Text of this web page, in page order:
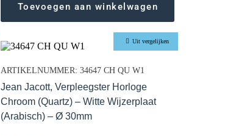
Toevoegen aan winkelwagen
Uit vergelijken
ARTIKELNUMMER: 34647 CH QU W1
Jean Jacott, Verpleegster Horloge
Chroom (Quartz) – Witte Wijzerplaat
(Arabisch) – Ø 30mm